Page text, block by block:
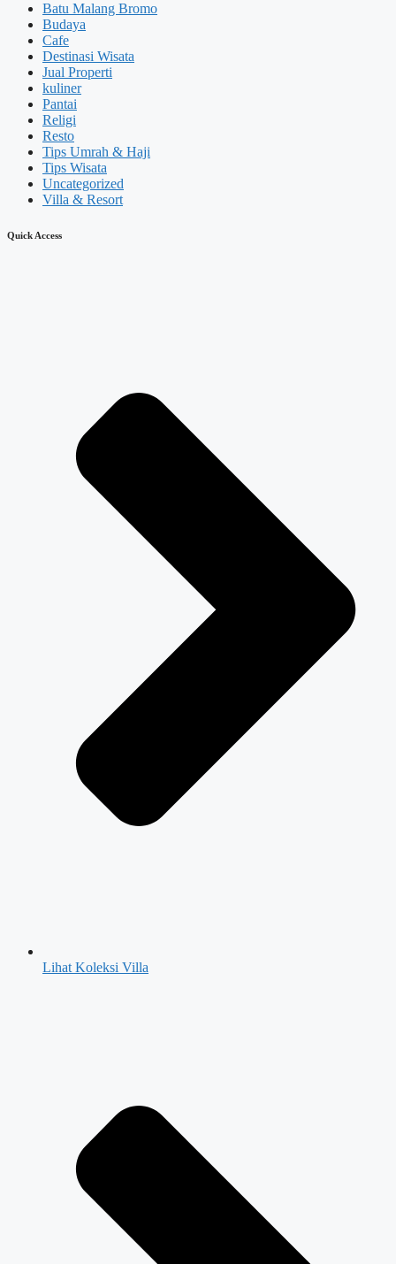
Batu Malang Bromo
Budaya
Cafe
Destinasi Wisata
Jual Properti
kuliner
Pantai
Religi
Resto
Tips Umrah & Haji
Tips Wisata
Uncategorized
Villa & Resort
Quick Access
Lihat Koleksi Villa